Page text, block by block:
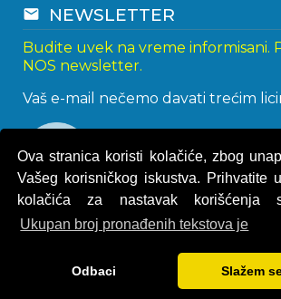
Ova stranica koristi kolačiće, zbog
Vašeg korisničkog iskustva. Prihvatite
kolačića za nastavak korišćenja
Ukupan broj pronađenih tekstova je
Odbaci Slažem
email NEWSLETTER
Budite uvek na vreme informisani.
NOS newsletter.
Vaš e-mail nečemo davati trećim
Impresum• Politika privatnosti•
kolačićima
© 2013 - 2026Naturistička organizacija
Naturisti Srbije• Sva prava